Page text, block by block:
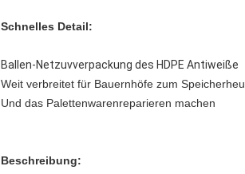
Schnelles Detail:
Ballen-Netzuvverpackung des HDPE Antiweiße
Weit verbreitet für Bauernhöfe zum Speicherheu
Und das Palettenwarenreparieren machen
Beschreibung: